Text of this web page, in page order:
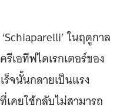
ในฤดูกาล
เอทีฟไดเรกเตอร์ของ
จนั้นกลายเป็นแรง
เคยใช้กลับไม่สามารถ